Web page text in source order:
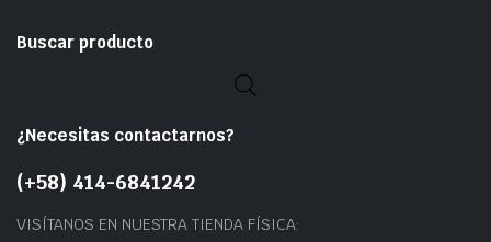
Buscar producto
¿Necesitas contactarnos?
(+58) 414-6841242
VISÍTANOS EN NUESTRA TIENDA FÍSICA: